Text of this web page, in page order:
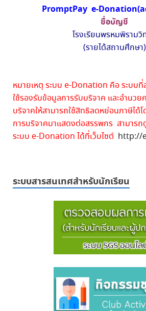
PromptPay e-Donation(
ชื่อบัญชี
โรงเรียนพรหมพิรามวิ
(รายได้สถานศึกษา)
หมายเหตุ ระบบ e-Donation คือ ระบบ
ใช้รองรับข้อมูลการรับบริจาค และอำนวย
บริจาคให้สามารถใช้สิทธิลดหย่อนภาษีได้
การบริจาคมาแสดงต่อสรรพกร สามารถ
ระบบ e-Donation ได้ที่เว็บไซต์ http://
ระบบสารสนเทศสำหรับนักเรียน